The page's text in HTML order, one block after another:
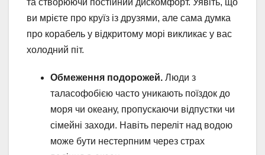
та створюючи постійний дискомфорт. Уявіть, що
ви мрієте про круїз із друзями, але сама думка
про корабель у відкритому морі викликає у вас
холодний піт.
Обмеження подорожей. Люди з
таласофобією часто уникають поїздок до
моря чи океану, пропускаючи відпустки чи
сімейні заходи. Навіть переліт над водою
може бути нестерпним через страх